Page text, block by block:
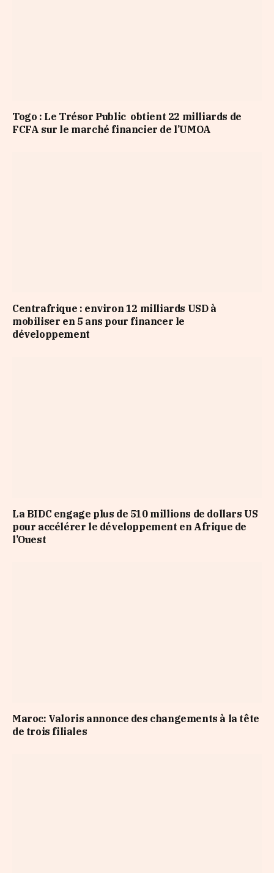
Togo : Le Trésor Public obtient 22 milliards de
FCFA sur le marché financier de l’UMOA
Centrafrique : environ 12 milliards USD à
mobiliser en 5 ans pour financer le
développement
La BIDC engage plus de 510 millions de dollars US
pour accélérer le développement en Afrique de
l’Ouest
Maroc: Valoris annonce des changements à la tête
de trois filiales